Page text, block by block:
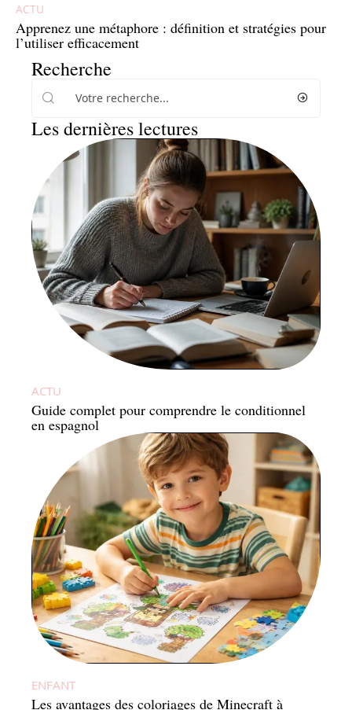
ACTU
Apprenez une métaphore : définition et stratégies pour
l’utiliser efficacement
Recherche
Les dernières lectures
ACTU
Guide complet pour comprendre le conditionnel
en espagnol
ENFANT
Les avantages des coloriages de Minecraft à